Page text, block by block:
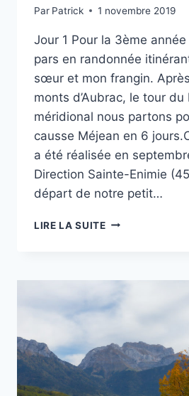
Par Patrick 1 novembre 2019
Jour 1 Pour la 3ème
pars en randonnée
sœur et mon frangin.
monts d’Aubrac, le tour du
méridional nous partons
causse Méjean en 6
a été réalisée en
Direction Sainte-Enimie
départ de notre petit…
LIRE LA SUITETOUR
EN
JOURS